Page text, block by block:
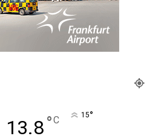
13.8°C 15°